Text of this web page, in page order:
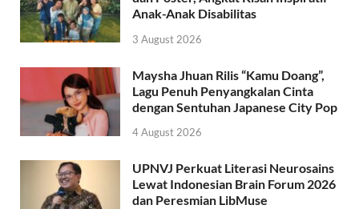
Anak-Anak Disabilitas
3 August 2026
Maysha Jhuan Rilis “Kamu Doang”,
Lagu Penuh Penyangkalan Cinta
dengan Sentuhan Japanese City Pop
4 August 2026
UPNVJ Perkuat Literasi Neurosains
Lewat Indonesian Brain Forum 2026
dan Peresmian LibMuse